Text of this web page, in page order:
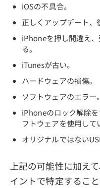
iOSの不具合。
正しくアップデート、
iPhoneを押し間違え
る。
iTunesが古い。
ハードウェアの損傷。
ソフトウェアのエラー。
iPhoneのロック解除
フトウェアを使用して
オリジナルではない
上記の可能性に加え
イントで特定するこ